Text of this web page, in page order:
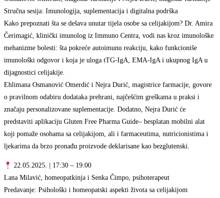
Stručna sesija: Imunologija, suplementacija i digitalna podrška
Kako prepoznati šta se dešava unutar tijela osobe sa celijakijom? Dr. Amira
Čerimagić, klinički imunolog iz Immuno Centra, vodi nas kroz imunološke
mehanizme bolesti: šta pokreće autoimunu reakciju, kako funkcioniše
imunološki odgovor i koja je uloga tTG-IgA, EMA-IgA i ukupnog IgA u
dijagnostici celijakije.
Ehlimana Osmanović Omerdić i Nejra Durić, magistrice farmacije, govore
o pravilnom odabiru dodataka prehrani, najčešćim greškama u praksi i
značaju personalizovane suplementacije. Dodatno, Nejra Durić će
predstaviti aplikaciju Gluten Free Pharma Guide– besplatan mobilni alat
koji pomaže osobama sa celijakijom, ali i farmaceutima, nutricionistima i
ljekarima da brzo pronađu proizvode deklarisane kao bezglutenski.
22.05.2025. | 17:30 – 19:00
Lana Milavić, homeopatkinja i Senka Čimpo, psihoterapeut
Predavanje: Psihološki i homeopatski aspekti života sa celijakijom